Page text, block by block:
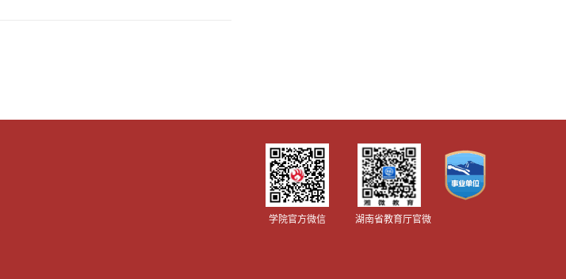
学院官方微信 湖南省教育厅官微